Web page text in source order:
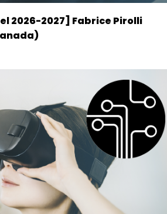
2026-2027] Fabrice Pirolli